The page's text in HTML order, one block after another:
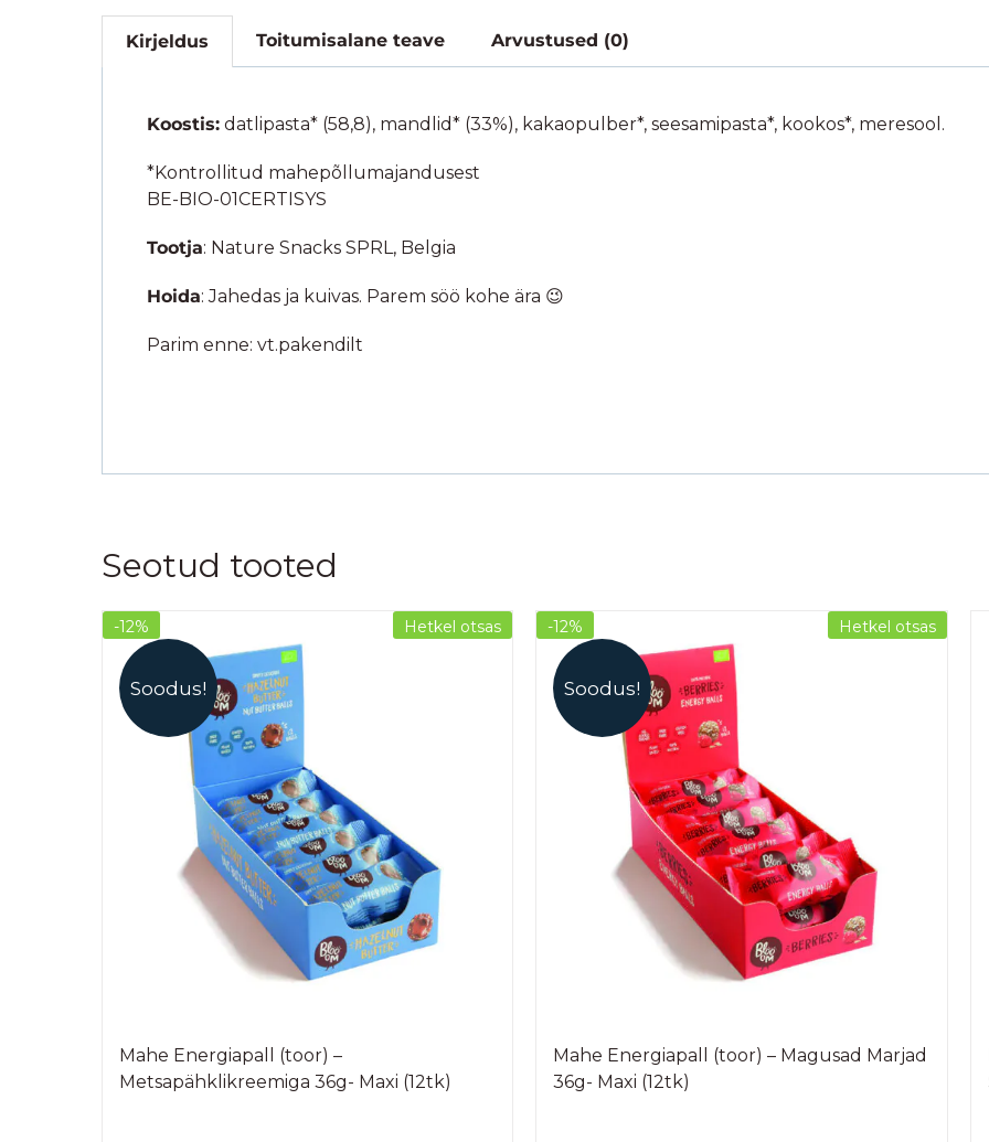
Kirjeldus Toitumisalane teave Arvustused (0)
Koostis: datlipasta* (58,8), mandlid* (33%), kakaopulber*, seesamipasta*, kookos*, meresool.
*Kontrollitud mahepõllumajandusest
BE-BIO-01CERTISYS
Tootja: Nature Snacks SPRL, Belgia
Hoida: Jahedas ja kuivas. Parem söö kohe ära 😉
Parim enne: vt.pakendilt
Seotud tooted
Soodus!
Hetkel otsas
-12%
Mahe Energiapall (toor) –
Metsapähklikreemiga 36g- Maxi (12tk)
Soodus!
Hetkel otsas
-12%
Mahe Energiapall (toor) – Magusad Marjad
36g- Maxi (12tk)